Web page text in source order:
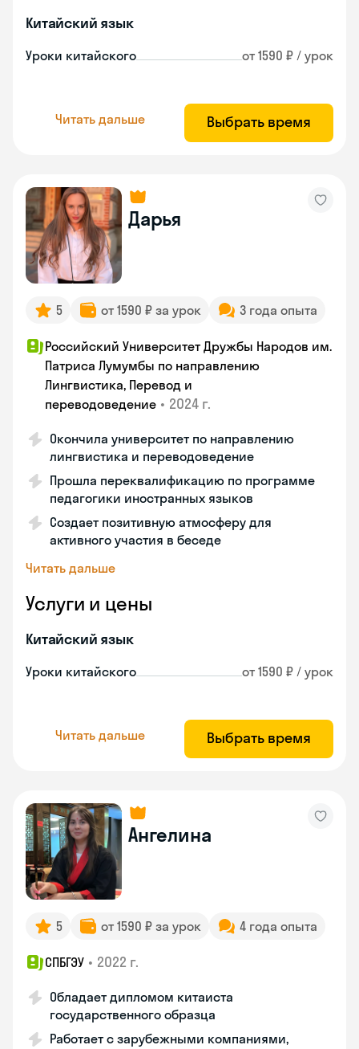
Китайский язык
Уроки китайского от 1590 ₽ / урок
Читать дальше Выбрать время
Дарья
5 от 1590 ₽ за урок 3 года опыта
Российский Университет Дружбы Народов им.
Патриса Лумумбы по направлению
Лингвистика, Перевод и
переводоведение • 2024 г.
Окончила университет по направлению
лингвистика и переводоведение
Прошла переквалификацию по программе
педагогики иностранных языков
Создает позитивную атмосферу для
активного участия в беседе
Читать дальше
Услуги и цены
Китайский язык
Уроки китайского от 1590 ₽ / урок
Читать дальше Выбрать время
Ангелина
5 от 1590 ₽ за урок 4 года опыта
СПБГЭУ • 2022 г.
Обладает дипломом китаиста
государственного образца
Работает с зарубежными компаниями,